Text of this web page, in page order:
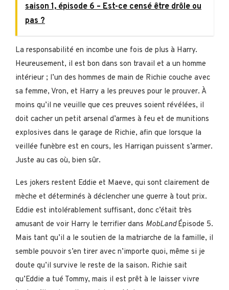
saison 1, épisode 6 – Est-ce censé être drôle ou
pas ?
La responsabilité en incombe une fois de plus à Harry.
Heureusement, il est bon dans son travail et a un homme
intérieur ; l’un des hommes de main de Richie couche avec
sa femme, Vron, et Harry a les preuves pour le prouver. À
moins qu’il ne veuille que ces preuves soient révélées, il
doit cacher un petit arsenal d’armes à feu et de munitions
explosives dans le garage de Richie, afin que lorsque la
veillée funèbre est en cours, les Harrigan puissent s’armer.
Juste au cas où, bien sûr.
Les jokers restent Eddie et Maeve, qui sont clairement de
mèche et déterminés à déclencher une guerre à tout prix.
Eddie est intolérablement suffisant, donc c’était très
amusant de voir Harry le terrifier dans MobLandÉpisode 5.
Mais tant qu’il a le soutien de la matriarche de la famille, il
semble pouvoir s’en tirer avec n’importe quoi, même si je
doute qu’il survive le reste de la saison. Richie sait
qu’Eddie a tué Tommy, mais il est prêt à le laisser vivre